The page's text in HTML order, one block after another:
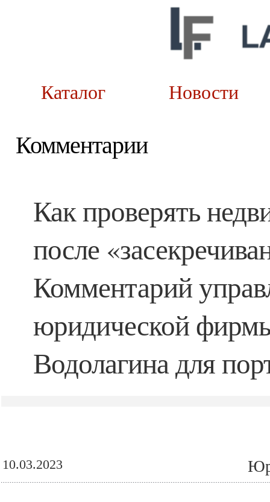
Каталог
Комментарии
Как проверять
после
Комментарий
юридической
Водолагина для
10.03.2023